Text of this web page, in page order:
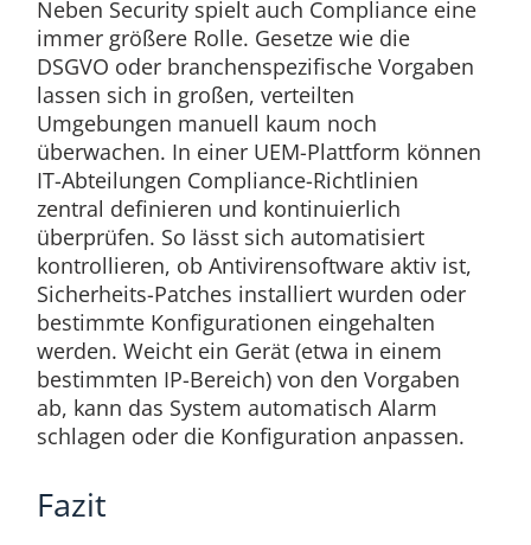
Neben Security spielt auch Compliance eine
immer größere Rolle. Gesetze wie die
DSGVO oder branchenspezifische Vorgaben
lassen sich in großen, verteilten
Umgebungen manuell kaum noch
überwachen. In einer UEM-Plattform können
IT-Abteilungen Compliance-Richtlinien
zentral definieren und kontinuierlich
überprüfen. So lässt sich automatisiert
kontrollieren, ob Antivirensoftware aktiv ist,
Sicherheits-Patches installiert wurden oder
bestimmte Konfigurationen eingehalten
werden. Weicht ein Gerät (etwa in einem
bestimmten IP-Bereich) von den Vorgaben
ab, kann das System automatisch Alarm
schlagen oder die Konfiguration anpassen.
Fazit